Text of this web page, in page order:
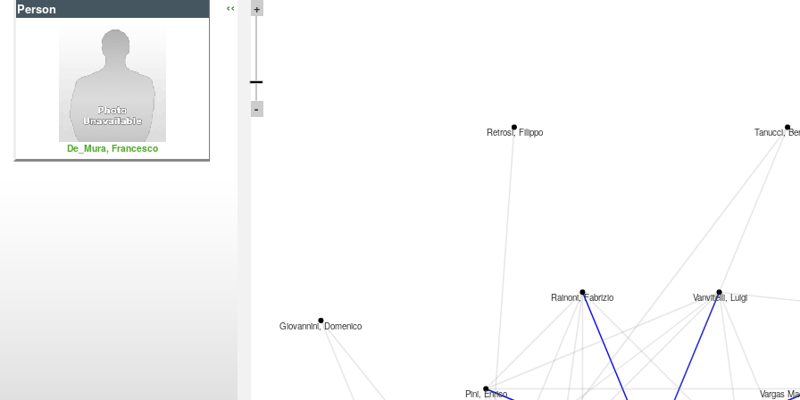
+
-
Pini, Enrico
Rainoni, Fabrizio Vanvitelli, Luigi
Vargas
Giovannini, Domenico
Retrosi, Filippo Tanucci,
Person
De_Mura, Francesco
‹‹